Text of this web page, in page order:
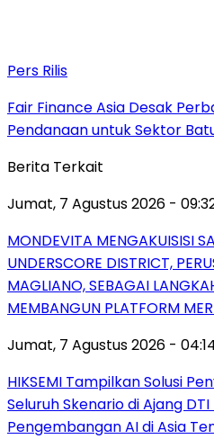
Pers Rilis
Fair Finance Asia Desak
Pendanaan untuk Sektor
Berita Terkait
Jumat, 7 Agustus 2026 -
MONDEVITA MENGAKUISISI
UNDERSCORE DISTRICT,
MAGLIANO, SEBAGAI
MEMBANGUN PLATFORM
Jumat, 7 Agustus 2026 -
HIKSEMI Tampilkan Solusi
Seluruh Skenario di Ajang
Pengembangan AI di Asia